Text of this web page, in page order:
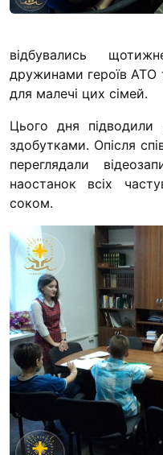
відбувались
дружинами героїв АТО
для малечі цих сімей.
Цього дня підводили
здобутками. Опісля
переглядали
наостанок всіх
соком.